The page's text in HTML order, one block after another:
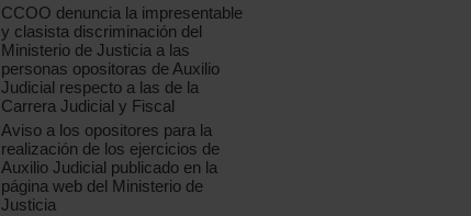
CCOO denuncia la impresentable
y clasista discriminación del
Ministerio de Justicia a las
personas opositoras de Auxilio
Judicial respecto a las de la
Carrera Judicial y Fiscal
Aviso a los opositores para la
realización de los ejercicios de
Auxilio Judicial publicado en la
página web del Ministerio de
Justicia